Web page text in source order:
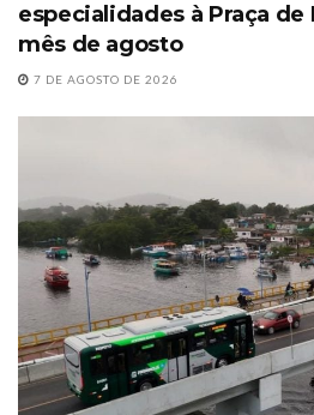
especialidades à Praça
mês de agosto
7 DE AGOSTO DE 2026